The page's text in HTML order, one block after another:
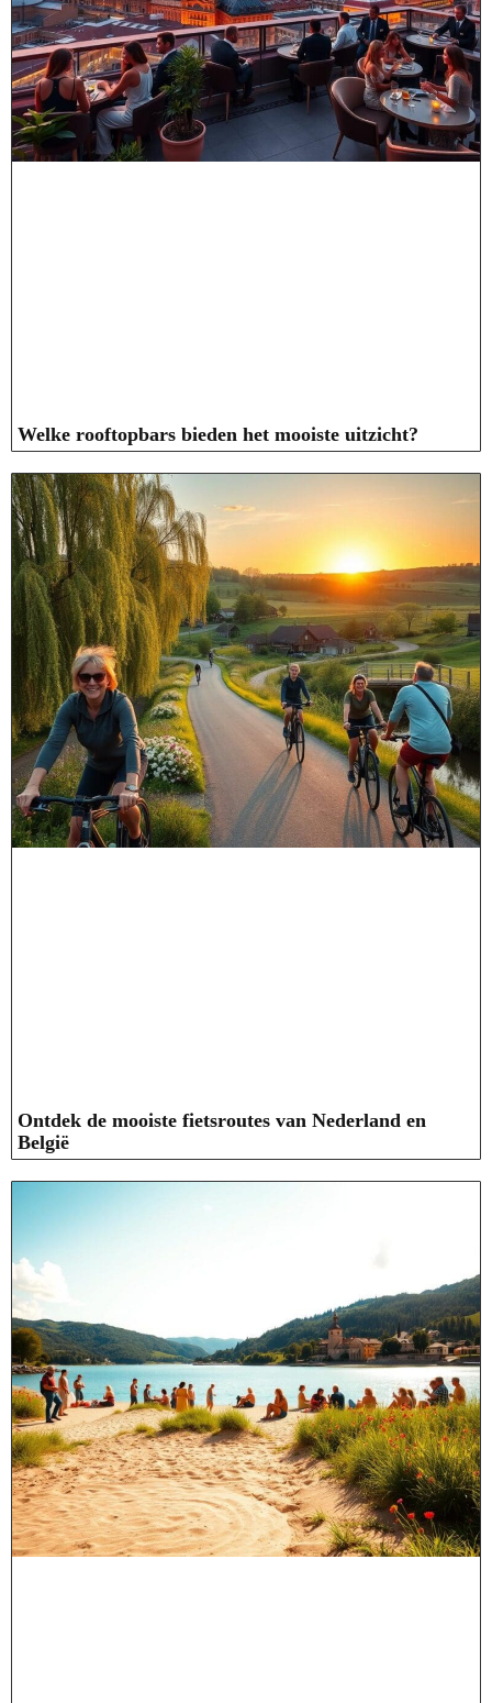
Welke rooftopbars bieden het mooiste uitzicht?
Ontdek de mooiste fietsroutes van Nederland en
België